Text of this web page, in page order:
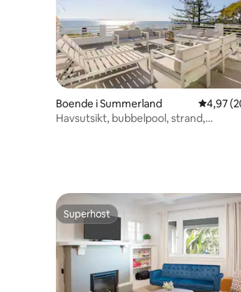
Boende i Summerland 4,97 av
4,97
Havsutsikt, bubbelpool, strand,
Superhost
Superhost